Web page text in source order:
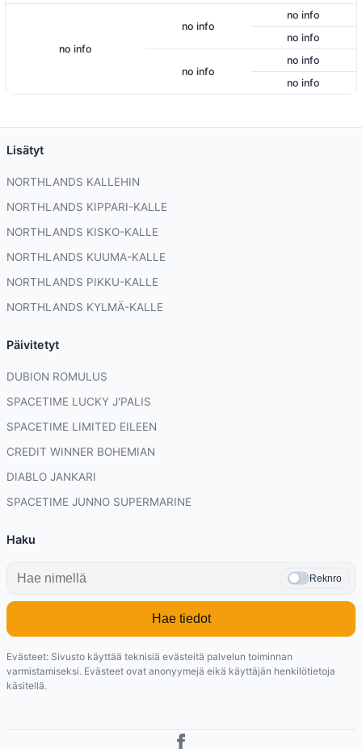
no info
no info
no info
no info
no info
no info
no info
Lisätyt
NORTHLANDS KALLEHIN
NORTHLANDS KIPPARI-KALLE
NORTHLANDS KISKO-KALLE
NORTHLANDS KUUMA-KALLE
NORTHLANDS PIKKU-KALLE
NORTHLANDS KYLMÄ-KALLE
Päivitetyt
DUBION ROMULUS
SPACETIME LUCKY J'PALIS
SPACETIME LIMITED EILEEN
CREDIT WINNER BOHEMIAN
DIABLO JANKARI
SPACETIME JUNNO SUPERMARINE
Haku
Reknro
Hae tiedot
Evästeet: Sivusto käyttää teknisiä evästeitä palvelun toiminnan
varmistamiseksi. Evästeet ovat anonyymejä eikä käyttäjän henkilötietoja
käsitellä.